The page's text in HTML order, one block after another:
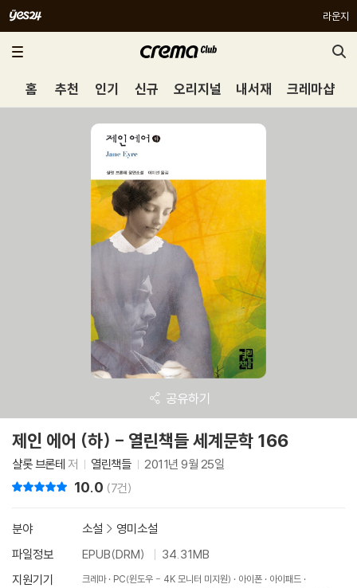
라운지
홈 추천 인기 신규 오리지널 내서재 크레마샵
공유하기
제인 에어 (하) - 열린책들 세계문학 166
샬롯 브론테 저 열린책들 2011년 9월 25일
10.0 (7건)
분야 소설 > 영미소설
파일정보
EPUB(DRM)
34.31MB
지원기기
크레마 PC(윈도우 - 4K 모니터 미지원) 아이폰
아이패드